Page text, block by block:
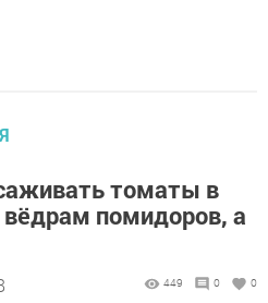
томаты в
вёдрам помидоров, а
449 0 0